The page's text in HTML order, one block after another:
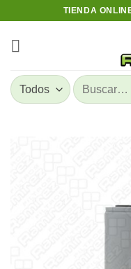
content
TIENDA
Buscar
por: